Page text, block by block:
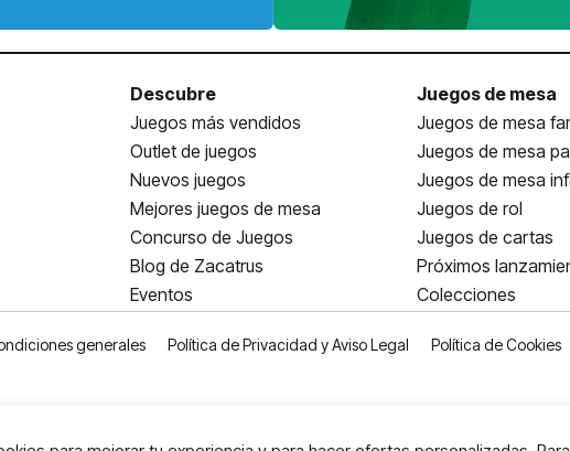
Descubre
Juegos más vendidos
Outlet de juegos
Nuevos juegos
Mejores juegos de mesa
Concurso de Juegos
Blog de Zacatrus
Eventos
Juegos de mesa
Juegos de mesa
Juegos de mesa
Juegos de mesa
Juegos de rol
Juegos de cartas
Próximos
Colecciones
generales Política de Privacidad y Aviso Legal Política de Cookies